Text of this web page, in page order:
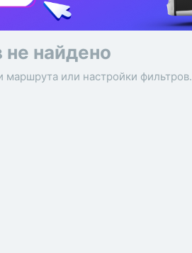
не найдено
маршрута или настройки фильтров.